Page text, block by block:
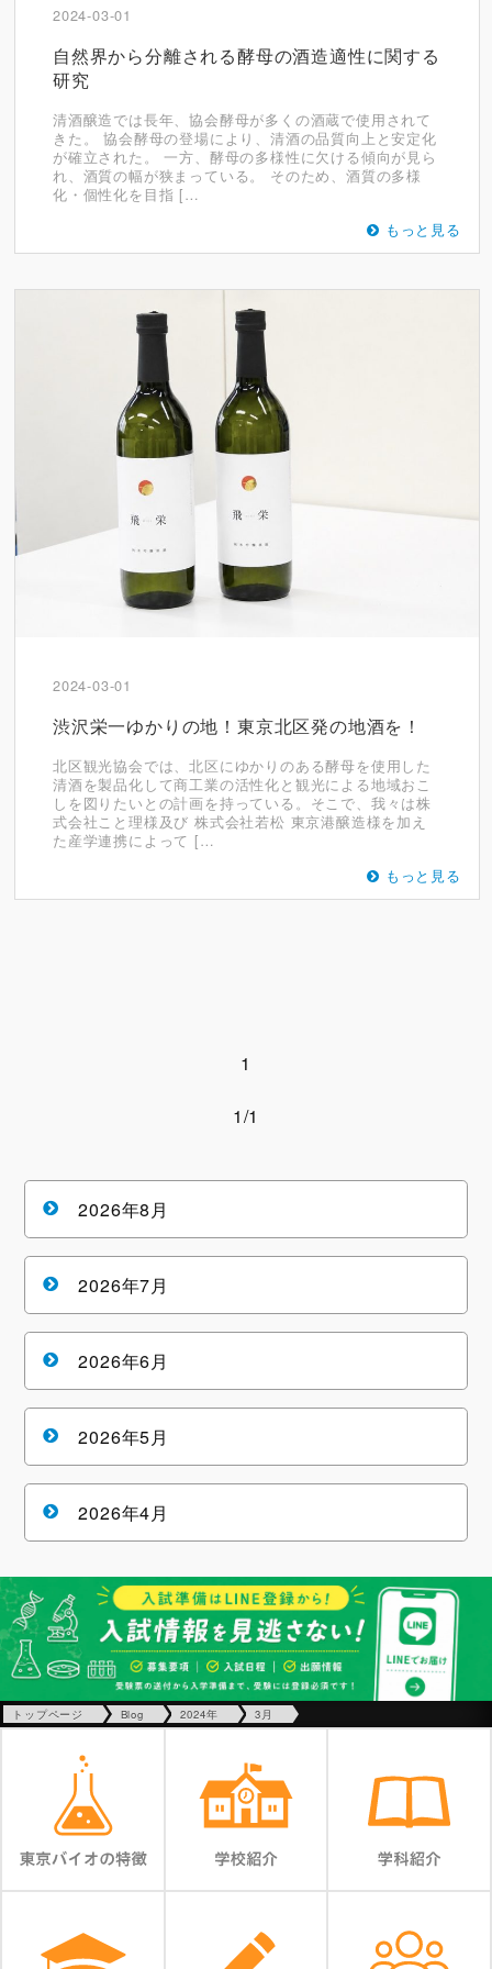
2024-03-01
自然界から分離される酵母の酒造適性に関する
研究
清酒醸造では長年、協会酵母が多くの酒蔵で使用されて
きた。 協会酵母の登場により、清酒の品質向上と安定化
が確立された。 一方、酵母の多様性に欠ける傾向が見ら
れ、酒質の幅が狭まっている。 そのため、酒質の多様
化・個性化を目指 […
もっと見る
2024-03-01
渋沢栄一ゆかりの地！東京北区発の地酒を！
北区観光協会では、北区にゆかりのある酵母を使用した
清酒を製品化して商工業の活性化と観光による地域おこ
しを図りたいとの計画を持っている。そこで、我々は株
式会社こと理様及び 株式会社若松 東京港醸造様を加え
た産学連携によって […
もっと見る
1
1/1
2026年8月
2026年7月
2026年6月
2026年5月
2026年4月
トップページ Blog 2024年 3月